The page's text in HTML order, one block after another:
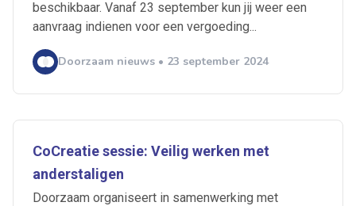
beschikbaar. Vanaf 23 september kun jij weer een
aanvraag indienen voor een vergoeding...
Doorzaam nieuws • 23 september 2024
CoCreatie sessie: Veilig werken met
anderstaligen
Doorzaam organiseert in samenwerking met